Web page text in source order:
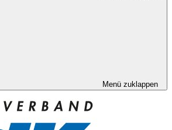
Menü zuklappen